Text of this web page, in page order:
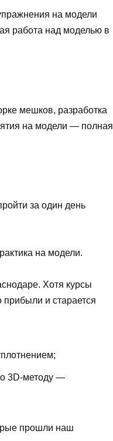
на модели
работа над моделью в
мешков, разработка
на модели — полная
за один день
на модели.
Хотя курсы
и старается
3D-методу —
прошли наш